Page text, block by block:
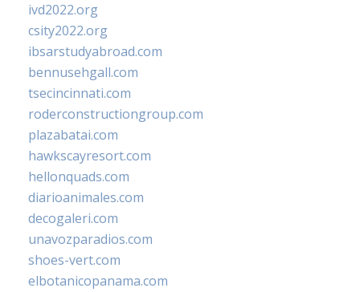
ivd2022.org
csity2022.org
ibsarstudyabroad.com
bennusehgall.com
tsecincinnati.com
roderconstructiongroup.com
plazabatai.com
hawkscayresort.com
hellonquads.com
diarioanimales.com
decogaleri.com
unavozparadios.com
shoes-vert.com
elbotanicopanama.com